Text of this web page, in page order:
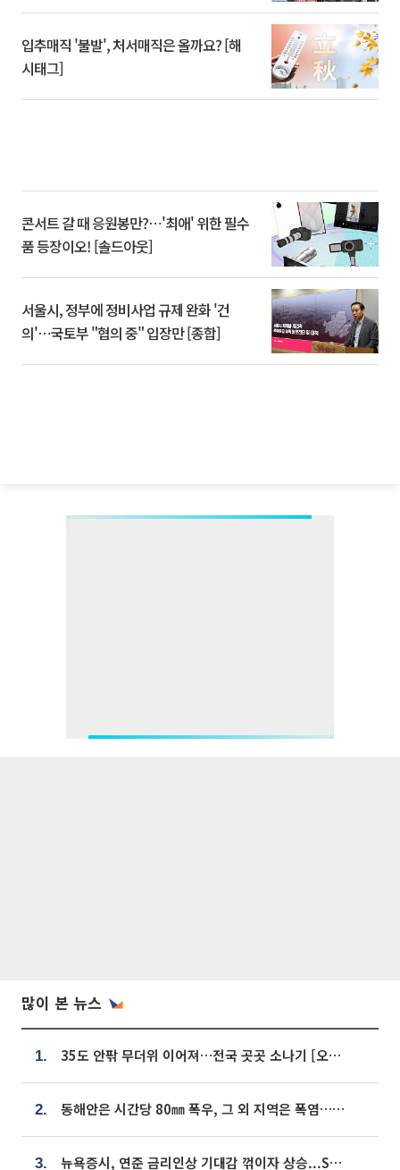
입추매직 '불발', 처서매직은 올까요? [해
시태그]
콘서트 갈 때 응원봉만?⋯'최애' 위한 필수
품 등장이오! [솔드아웃]
서울시, 정부에 정비사업 규제 완화 '건
의'⋯국토부 "협의 중" 입장만 [종합]
많이 본 뉴스
1. 35도 안팎 무더위 이어져…전국 곳곳 소나기 [오늘 날씨]
2. 동해안은 시간당 80㎜ 폭우, 그 외 지역은 폭염…‘극과 극 날씨’
3. 뉴욕증시, 연준 금리인상 기대감 꺾이자 상승...S&P500 사상 최고치 [종합]